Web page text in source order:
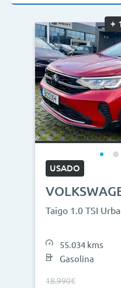
Novo, Usado, ...
Todo Terreno / SUV
Marcas
Modelos
Combustíveis
Nº de lugares
Outros critérios
+
USADO
Taigo 1.0 TSI
55.034 kms
Gasolina
18.990€